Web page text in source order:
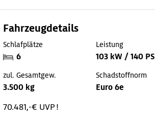
Fahrzeugdetails
Schlafplätze
6
Leistung
103 kW / 140 PS
zul. Gesamtgew.
3.500 kg
Schadstoffnorm
Euro 6e
70.481,-€ UVP !